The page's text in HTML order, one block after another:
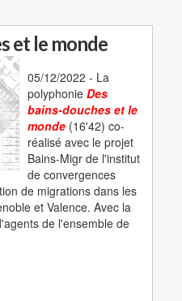
et le monde
05/12/2022 - La
polyphonieDes
bains-douches et le
monde (16'42) co-
réalisé avec le projet
Bains-Migr de l'institut
de convergences
de migrations dans les
et Valence. Avec la
de l'ensemble de